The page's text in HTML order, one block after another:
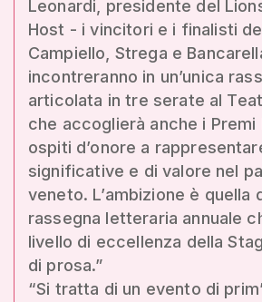
Leonardi, presidente del
Host - i vincitori e i finalisti
Campiello, Strega e
incontreranno in un’unica
articolata in tre serate al
che accoglierà anche i
ospiti d’onore a
significative e di valore nel
veneto. L’ambizione è quella
rassegna letteraria annuale
livello di eccellenza della
di prosa.”
“Si tratta di un evento di